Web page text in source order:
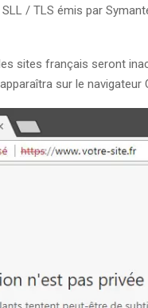
/ TLS émis par
sites français seront
sur le navigateur